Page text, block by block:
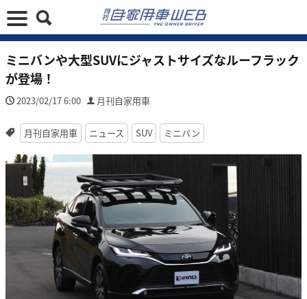
ミニバンや大型SUVにジャストサイズなルーフラック
が登場！
2023/02/17 6:00 月刊自家用車
月刊自家用車 ニュース SUV ミニバン